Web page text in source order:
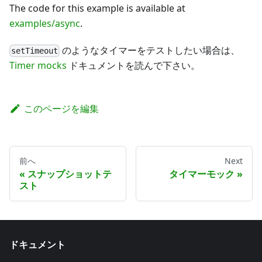
The code for this example is available at
examples/async.
setTimeout のようなタイマーをテストしたい場合は、
Timer mocks ドキュメントを読んで下さい。
このページを編集
前へ
スナップショットテ
スト
Next
タイマーモック
ドキュメント